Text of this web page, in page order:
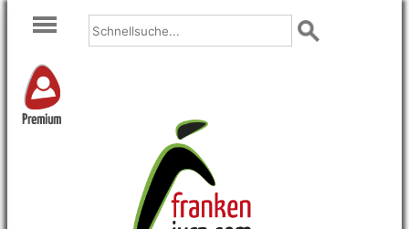
Premium